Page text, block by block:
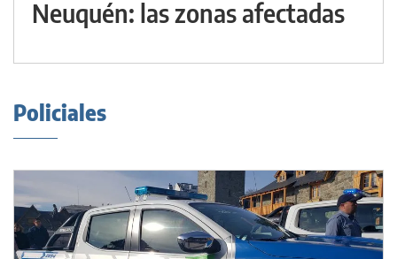
Neuquén: las zonas afectadas
Policiales